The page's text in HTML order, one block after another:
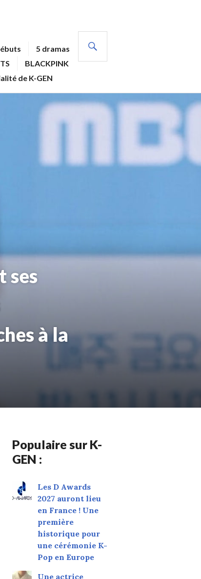
5 dramas
BLACKPINK
de K-GEN
ses
à la
Populaire sur K-
GEN :
Les D Awards
2027 auront lieu
en France ! Une
première
historique pour
une cérémonie K-
Pop en Europe
Une actrice